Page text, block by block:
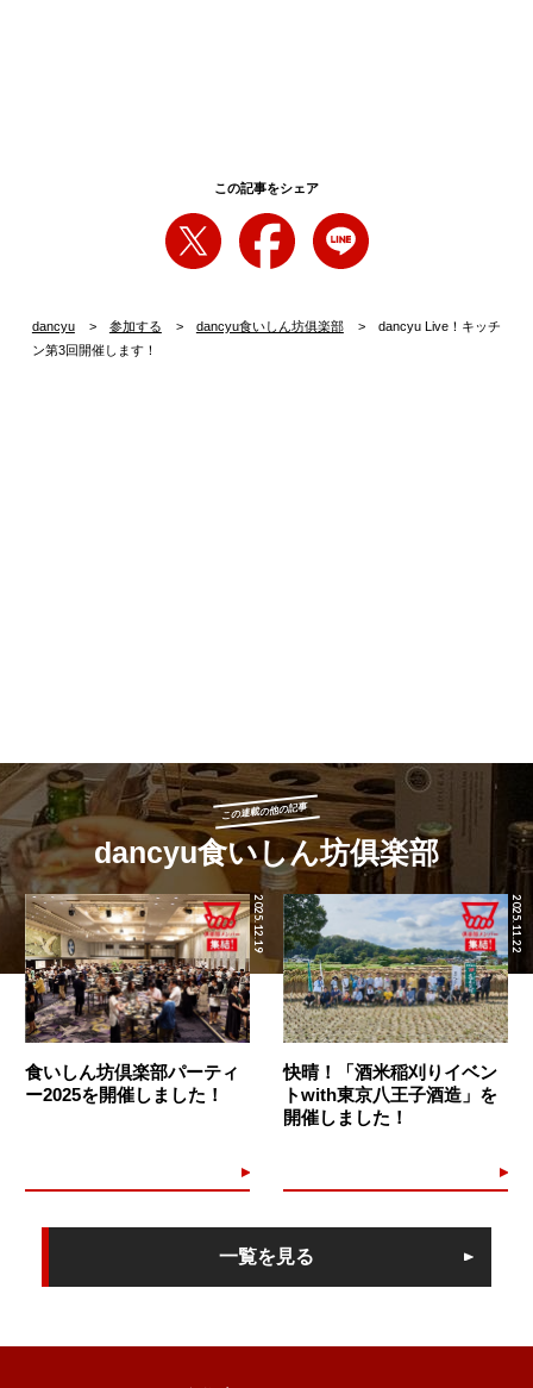
この記事をシェア
dancyu 参加する dancyu食いしん坊俱楽部
dancyu Live！キッチ
ン第3回開催します！
この連載の他の記事
dancyu食いしん坊俱楽部
2025.12.19
食いしん坊倶楽部パーティ
ー2025を開催しました！
2025.11.22
快晴！「酒米稲刈りイベン
トwith東京八王子酒造」を
開催しました！
一覧を見る